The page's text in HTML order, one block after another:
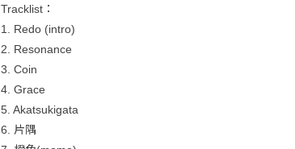
Tracklist：
1. Redo (intro)
2. Resonance
3. Coin
4. Grace
5. Akatsukigata
6. 片隅